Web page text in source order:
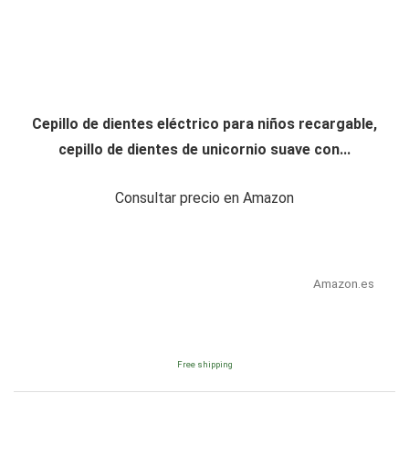
Cepillo de dientes eléctrico para niños recargable,
cepillo de dientes de unicornio suave con...
Consultar precio en Amazon
Amazon.es
Free shipping